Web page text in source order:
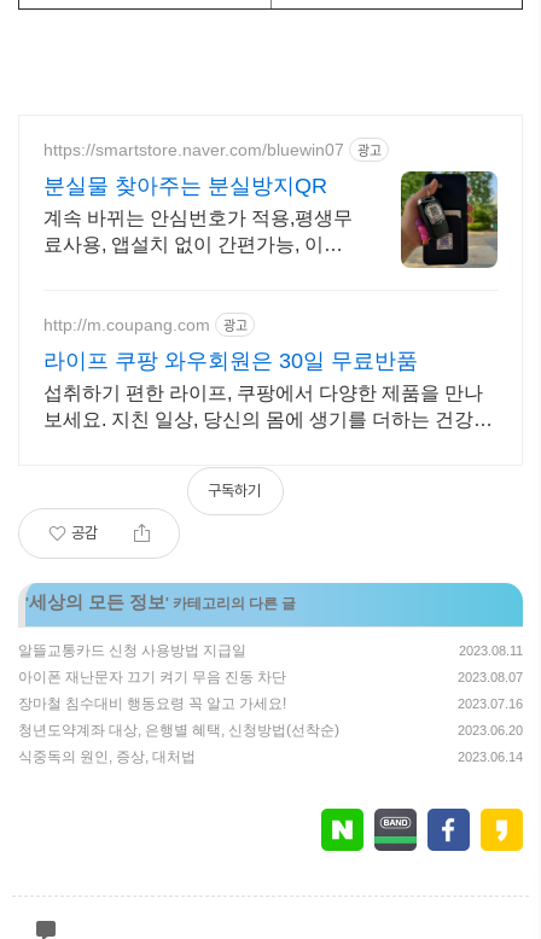
https://smartstore.naver.com/bluewin07 광고
분실물 찾아주는 분실방지QR
계속 바뀌는 안심번호가 적용,평생무
료사용, 앱설치 없이 간편가능, 이쁜
http://m.coupang.com 광고
라이프 쿠팡 와우회원은 30일 무료반품
섭취하기 편한 라이프, 쿠팡에서 다양한 제품을 만나
보세요. 지친 일상, 당신의 몸에 생기를 더하는 건강한
공감
구독하기
'세상의 모든 정보' 카테고리의 다른 글
알뜰교통카드 신청 사용방법 지급일 2023.08.11
아이폰 재난문자 끄기 켜기 무음 진동 차단 2023.08.07
장마철 침수대비 행동요령 꼭 알고 가세요! 2023.07.16
청년도약계좌 대상, 은행별 혜택, 신청방법(선착순) 2023.06.20
식중독의 원인, 증상, 대처법 2023.06.14